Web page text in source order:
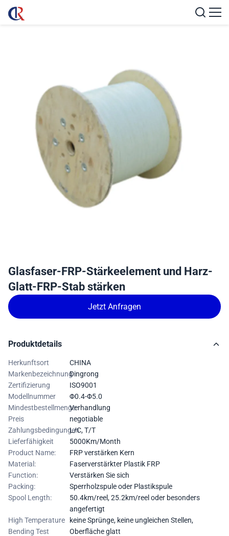
Glasfaser-FRP-Stärkeelement und Harz-
Glatt-FRP-Stab stärken
Jetzt Anfragen
Produktdetails
Herkunftsort
CHINA
MarkenbezeichnungDingrong
Zertifizierung
ISO9001
Modellnummer
Φ0.4-Φ5.0
MindestbestellmengeVerhandlung
Preis
negotiable
ZahlungsbedingungenL/C, T/T
Lieferfähigkeit
5000Km/Month
Product Name:
FRP verstärken Kern
Material:
Faserverstärkter Plastik FRP
Function:
Verstärken Sie sich
Packing:
Sperrholzspule oder Plastikspule
Spool Length:
50.4km/reel, 25.2km/reel oder besonders
angefertigt
High Temperature
Bending Test
keine Sprünge, keine ungleichen Stellen,
Oberfläche glatt